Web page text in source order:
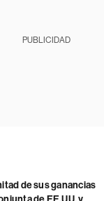
PUBLICIDAD
de sus ganancias